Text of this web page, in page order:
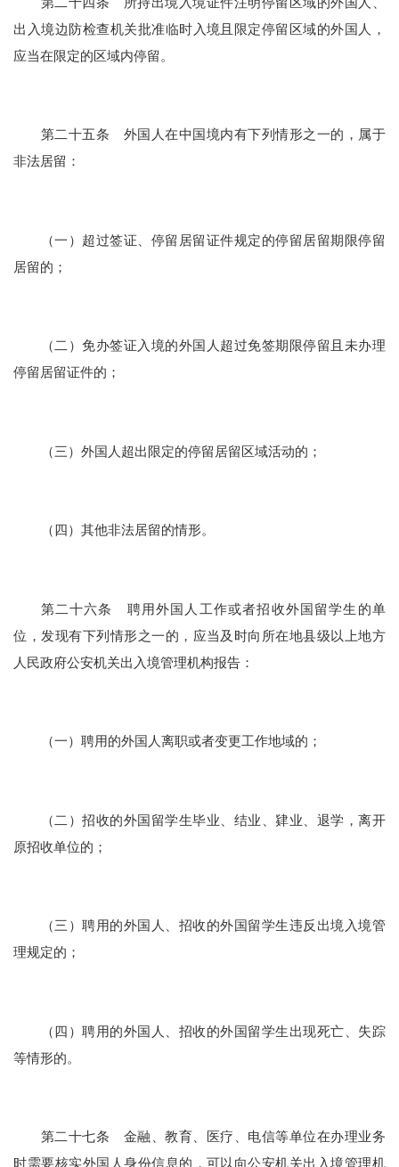
出入境边防检查机关批准临时入境且限定停留区域的外国人，
应当在限定的区域内停留。
第二十五条 外国人在中国境内有下列情形之一的，属于
非法居留：
（一）超过签证、停留居留证件规定的停留居留期限停留
居留的；
（二）免办签证入境的外国人超过免签期限停留且未办理
停留居留证件的；
（三）外国人超出限定的停留居留区域活动的；
（四）其他非法居留的情形。
第二十六条 聘用外国人工作或者招收外国留学生的单
位，发现有下列情形之一的，应当及时向所在地县级以上地方
人民政府公安机关出入境管理机构报告：
（一）聘用的外国人离职或者变更工作地域的；
（二）招收的外国留学生毕业、结业、肄业、退学，离开
原招收单位的；
（三）聘用的外国人、招收的外国留学生违反出境入境管
理规定的；
（四）聘用的外国人、招收的外国留学生出现死亡、失踪
等情形的。
第二十七条 金融、教育、医疗、电信等单位在办理业务
时需要核实外国人身份信息的，可以向公安机关出入境管理机